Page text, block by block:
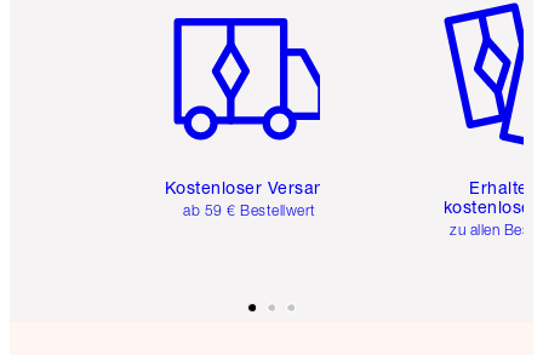
Kostenloser Versand
ab 59 € Bestellwert
Erhalte
kostenlose
zu allen